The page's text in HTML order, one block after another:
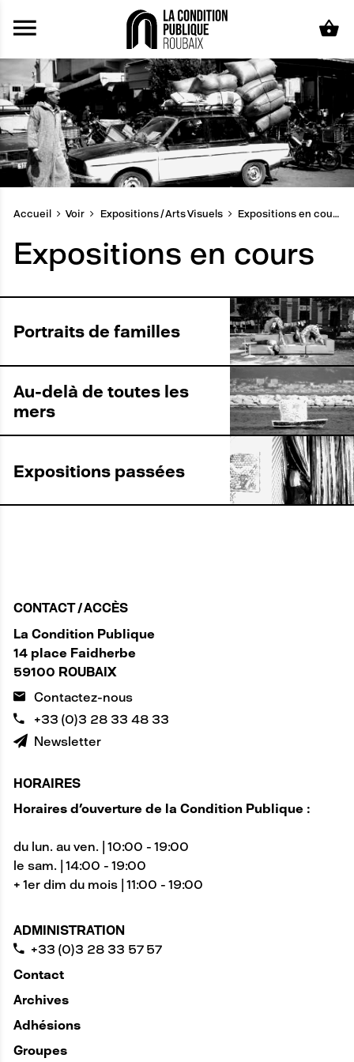
Aller au contenu principal
Accueil Voir Expositions / Arts Visuels Expositions en cours
Expositions en cours
Portraits de familles
Au-delà de toutes les
mers
Expositions passées
CONTACT / ACCÈS
La Condition Publique
14 place Faidherbe
59100 ROUBAIX
Contactez-nous
+33 (0)3 28 33 48 33
Newsletter
HORAIRES
Horaires d'ouverture de la Condition Publique :
du lun. au ven. | 10:00 - 19:00
le sam. | 14:00 - 19:00
+ 1er dim du mois | 11:00 - 19:00
ADMINISTRATION
+33 (0)3 28 33 57 57
Contact
Archives
Adhésions
Groupes